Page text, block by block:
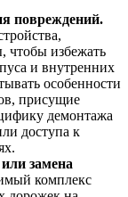
повреждений.
чтобы избежать
и внутренних
особенности
присущие
демонтажа
доступа к
замена
комплекс